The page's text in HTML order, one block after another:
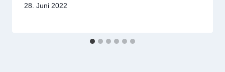
28. Juni 2022